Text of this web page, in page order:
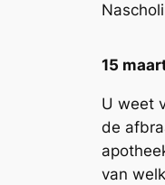
15
U weet
de
van